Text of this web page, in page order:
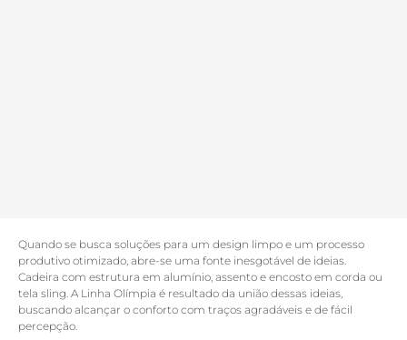
Quando se busca soluções para um design limpo e um processo
produtivo otimizado, abre-se uma fonte inesgotável de ideias.
Cadeira com estrutura em alumínio, assento e encosto em corda ou
tela sling. A Linha Olímpia é resultado da união dessas ideias,
buscando alcançar o conforto com traços agradáveis e de fácil
percepção.